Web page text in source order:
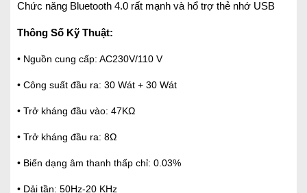
Chức năng Bluetooth 4.0 rất mạnh và hổ trợ thẻ nhớ USB
Thông Số Kỹ Thuật:
• Nguồn cung cấp: AC230V/110 V
• Công suất đầu ra: 30 Wát + 30 Wát
• Trở kháng đầu vào: 47KΩ
• Trở kháng đầu ra: 8Ω
• Biến dạng âm thanh thấp chỉ: 0.03%
• Dải tần: 50Hz-20 KHz